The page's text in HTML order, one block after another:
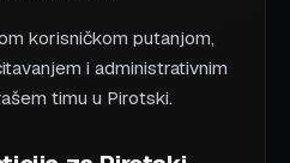
korisničkom putanjom,
i administrativnim
timu u Pirotski.